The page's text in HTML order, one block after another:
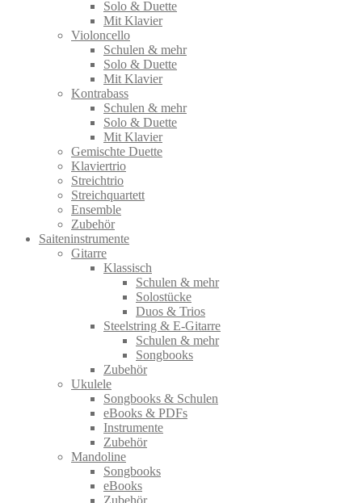
Solo & Duette
Mit Klavier
Violoncello
Schulen & mehr
Solo & Duette
Mit Klavier
Kontrabass
Schulen & mehr
Solo & Duette
Mit Klavier
Gemischte Duette
Klaviertrio
Streichtrio
Streichquartett
Ensemble
Zubehör
Saiteninstrumente
Gitarre
Klassisch
Schulen & mehr
Solostücke
Duos & Trios
Steelstring & E-Gitarre
Schulen & mehr
Songbooks
Zubehör
Ukulele
Songbooks & Schulen
eBooks & PDFs
Instrumente
Zubehör
Mandoline
Songbooks
eBooks
Zubehör